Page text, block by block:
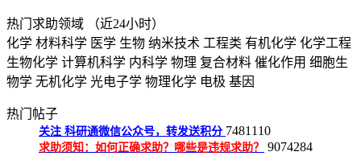
热门求助领域
（近24小时）
化学 材料科学 医学 生物 纳米技术 工程类 有机化学 化学工程
生物化学 计算机科学 内科学 物理 复合材料 催化作用 细胞生
物学 无机化学 光电子学 物理化学 电极 基因
热门帖子
关注 科研通微信公众号，转发送积分 7481110
求助须知：如何正确求助？哪些是违规求助？ 9074284